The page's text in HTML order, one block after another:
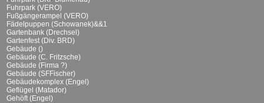
Fuhrpark (VERO)
Fußgängerampel (VERO)
Fädelpuppen (Schowanek)&&1
Gartenbank (Drechsel)
Gartenfest (Div. BRD)
Gebäude ()
Gebäude (C. Fritzsche)
Gebäude (Firma ?)
Gebäude (SFFischer)
Gebäudekomplex (Engel)
Geflügel (Matador)
Gehöft (Engel)